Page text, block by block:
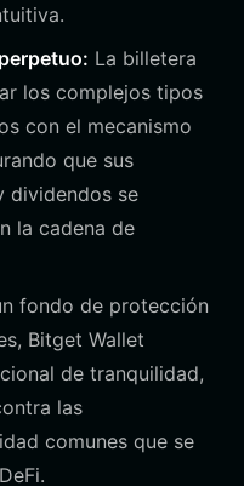
La billetera
los complejos tipos
con el mecanismo
que sus
dividendos se
la cadena de
fondo de protección
Bitget Wallet
de tranquilidad,
las
comunes que se